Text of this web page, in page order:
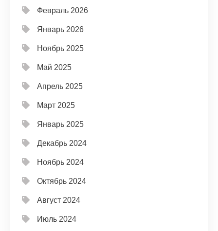
Февраль 2026
Январь 2026
Ноябрь 2025
Май 2025
Апрель 2025
Март 2025
Январь 2025
Декабрь 2024
Ноябрь 2024
Октябрь 2024
Август 2024
Июль 2024